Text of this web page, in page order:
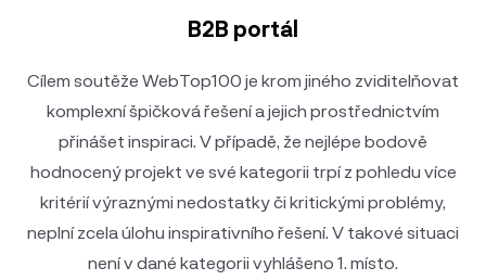
B2B portál
Cílem soutěže WebTop100 je krom jiného zviditelňovat
komplexní špičková řešení a jejich prostřednictvím
přinášet inspiraci. V případě, že nejlépe bodově
hodnocený projekt ve své kategorii trpí z pohledu více
kritérií výraznými nedostatky či kritickými problémy,
neplní zcela úlohu inspirativního řešení. V takové situaci
není v dané kategorii vyhlášeno 1. místo.